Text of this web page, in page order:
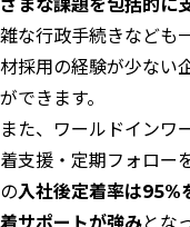
ざまな課題を包括的に
雑な行政手続きなども
材採用の経験が少ない
ができます。
また、ワールドインワ
着支援・定期フォロー
の入社後定着率は95%